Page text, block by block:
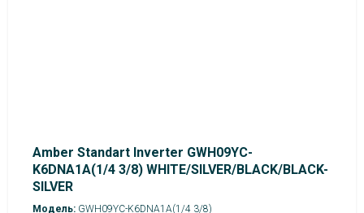
Amber Standart Inverter GWH09YC-
K6DNA1A(1/4 3/8) WHITE/SILVER/BLACK/BLACK-
SILVER
Модель: GWH09YC-K6DNA1A(1/4 3/8)